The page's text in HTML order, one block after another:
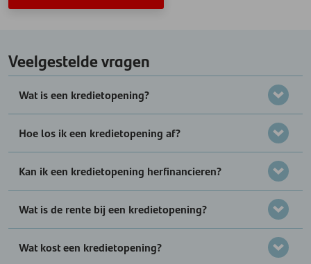
Veelgestelde vragen
Wat is een kredietopening?
Hoe los ik een kredietopening af?
Kan ik een kredietopening herfinancieren?
Wat is de rente bij een kredietopening?
Wat kost een kredietopening?